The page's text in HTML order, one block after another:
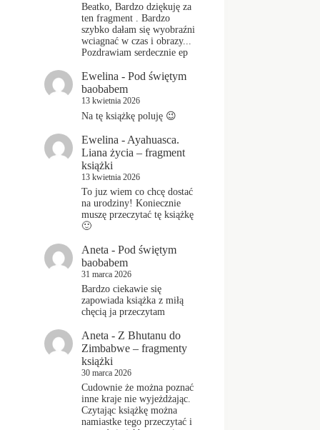
Beatko, Bardzo dziękuję za
ten fragment . Bardzo
szybko dałam się wyobraźni
wciagnać w czas i obrazy...
Pozdrawiam serdecznie ep
Ewelina -Pod świętym
baobabem
13 kwietnia 2026
Na tę książkę poluję 😉
Ewelina - Ayahuasca.
Liana życia – fragment
książki
13 kwietnia 2026
To juz wiem co chcę dostać
na urodziny! Koniecznie
muszę przeczytać tę książkę
🙂
Aneta -Pod świętym
baobabem
31 marca 2026
Bardzo ciekawie się
zapowiada książka z miłą
chęcią ja przeczytam
Aneta - Z Bhutanu do
Zimbabwe – fragmenty
książki
30 marca 2026
Cudownie że można poznać
inne kraje nie wyjeżdżając.
Czytając książkę można
namiastke tego przeczytać i